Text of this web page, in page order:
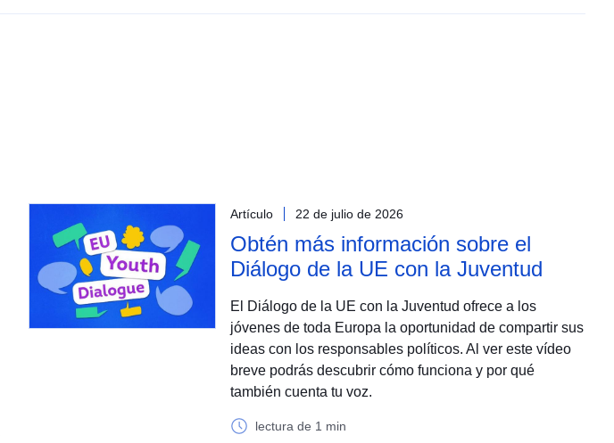
Artículo 22 de julio de 2026
Obtén más información sobre el
Diálogo de la UE con la Juventud
El Diálogo de la UE con la Juventud ofrece a los
jóvenes de toda Europa la oportunidad de compartir sus
ideas con los responsables políticos. Al ver este vídeo
breve podrás descubrir cómo funciona y por qué
también cuenta tu voz.
lectura de 1 min